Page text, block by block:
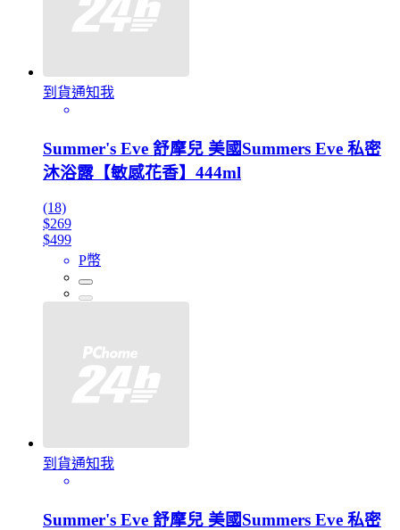
到貨通知我
Summer's Eve 舒摩兒 美國Summers Eve 私密
沐浴露【敏感花香】444ml
(18)
$269
$499
P幣
到貨通知我
Summer's Eve 舒摩兒 美國Summers Eve 私密